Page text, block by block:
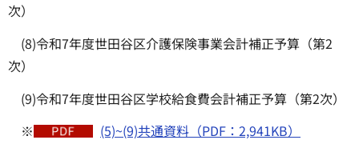
次）
(8)令和7年度世田谷区介護保険事業会計補正予算（第2
次）
(9)令和7年度世田谷区学校給食費会計補正予算（第2次）
※
(5)~(9)共通資料（PDF：2,941KB）